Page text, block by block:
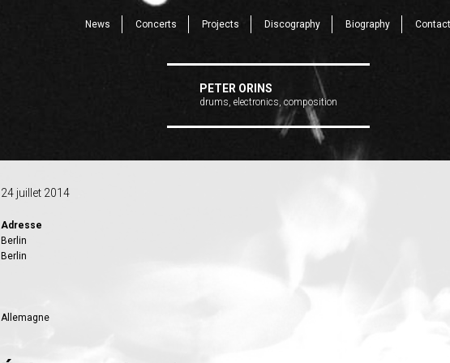
News Concerts Projects Discography Biography Contact
PETER ORINS
drums, electronics, composition
24 juillet 2014
Adresse
Berlin
Berlin
Allemagne